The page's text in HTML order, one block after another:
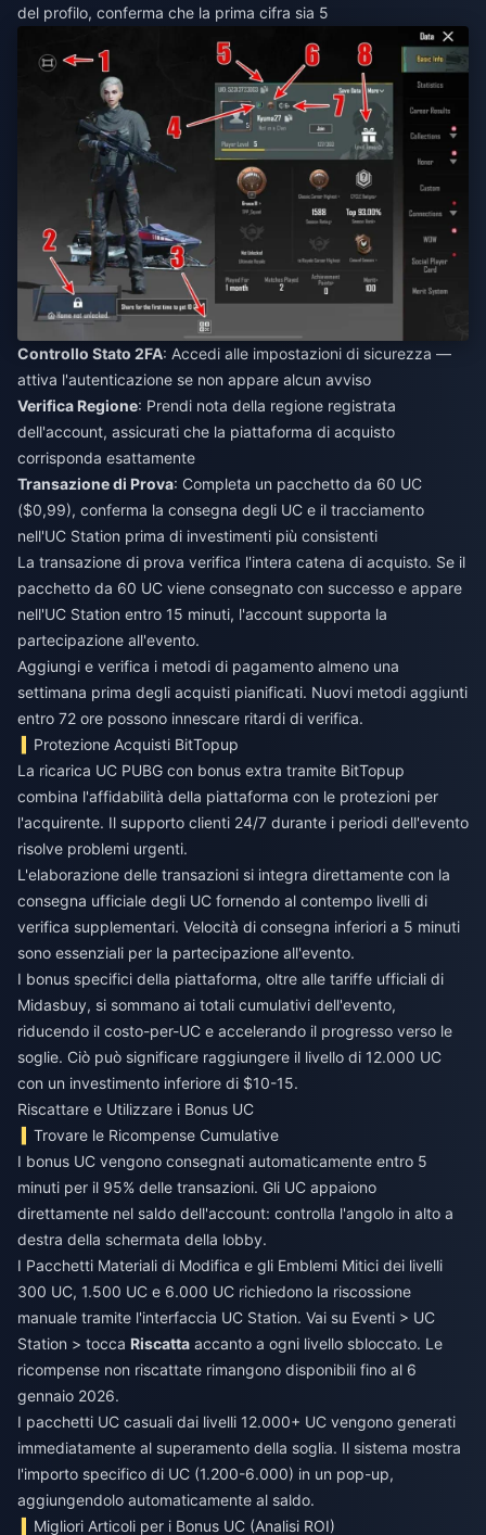
del profilo, conferma che la prima cifra sia 5
Controllo Stato 2FA: Accedi alle impostazioni di sicurezza —
attiva l'autenticazione se non appare alcun avviso
Verifica Regione: Prendi nota della regione registrata
dell'account, assicurati che la piattaforma di acquisto
corrisponda esattamente
Transazione di Prova: Completa un pacchetto da 60 UC
($0,99), conferma la consegna degli UC e il tracciamento
nell'UC Station prima di investimenti più consistenti
La transazione di prova verifica l'intera catena di acquisto. Se il
pacchetto da 60 UC viene consegnato con successo e appare
nell'UC Station entro 15 minuti, l'account supporta la
partecipazione all'evento.
Aggiungi e verifica i metodi di pagamento almeno una
settimana prima degli acquisti pianificati. Nuovi metodi aggiunti
entro 72 ore possono innescare ritardi di verifica.
Protezione Acquisti BitTopup
La ricarica UC PUBG con bonus extra tramite BitTopup
combina l'affidabilità della piattaforma con le protezioni per
l'acquirente. Il supporto clienti 24/7 durante i periodi dell'evento
risolve problemi urgenti.
L'elaborazione delle transazioni si integra direttamente con la
consegna ufficiale degli UC fornendo al contempo livelli di
verifica supplementari. Velocità di consegna inferiori a 5 minuti
sono essenziali per la partecipazione all'evento.
I bonus specifici della piattaforma, oltre alle tariffe ufficiali di
Midasbuy, si sommano ai totali cumulativi dell'evento,
riducendo il costo-per-UC e accelerando il progresso verso le
soglie. Ciò può significare raggiungere il livello di 12.000 UC
con un investimento inferiore di $10-15.
Riscattare e Utilizzare i Bonus UC
Trovare le Ricompense Cumulative
I bonus UC vengono consegnati automaticamente entro 5
minuti per il 95% delle transazioni. Gli UC appaiono
direttamente nel saldo dell'account: controlla l'angolo in alto a
destra della schermata della lobby.
I Pacchetti Materiali di Modifica e gli Emblemi Mitici dei livelli
300 UC, 1.500 UC e 6.000 UC richiedono la riscossione
manuale tramite l'interfaccia UC Station. Vai su Eventi > UC
Station > tocca Riscatta accanto a ogni livello sbloccato. Le
ricompense non riscattate rimangono disponibili fino al 6
gennaio 2026.
I pacchetti UC casuali dai livelli 12.000+ UC vengono generati
immediatamente al superamento della soglia. Il sistema mostra
l'importo specifico di UC (1.200-6.000) in un pop-up,
aggiungendolo automaticamente al saldo.
Migliori Articoli per i Bonus UC (Analisi ROI)